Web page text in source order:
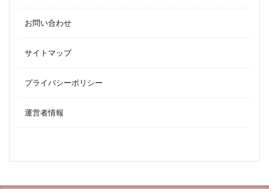
お問い合わせ
サイトマップ
プライバシーポリシー
運営者情報